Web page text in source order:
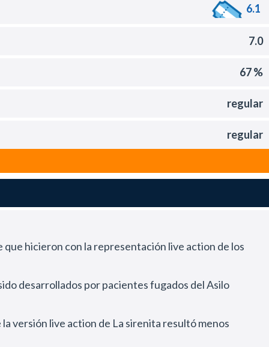
6.1
7.0
67 %
regular
regular
hicieron con la representación live action de los
desarrollados por pacientes fugados del Asilo
versión live action de La sirenita resultó menos